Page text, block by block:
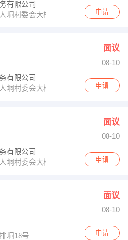
有限公司
垌村委会大楼一楼
申请
面议
08-10
有限公司
垌村委会大楼一楼
申请
面议
08-10
有限公司
垌村委会大楼一楼
申请
面议
08-10
垌18号
申请